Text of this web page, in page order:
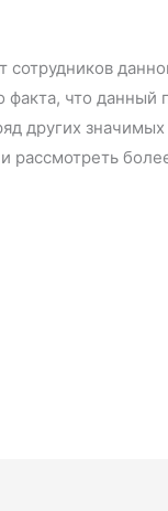
что данный
других значимых
рассмотреть